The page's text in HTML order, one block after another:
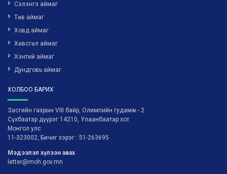
Сэлэнгэ аймаг
Төв аймаг
Ховд аймаг
Хөвсгөл аймаг
Хэнтий аймаг
Дундговь аймаг
ХОЛБОО БАРИХ
Засгийн газрын VIII байр, Олимпийн гудамж - 2
Сүхбаатар дүүрэг 14210, Улаанбаатар хот
Монгол улс
11-323002, Бичиг хэрэг : 51-263695
Мэдээлэл хүлээн авах
letter@moh.gov.mn